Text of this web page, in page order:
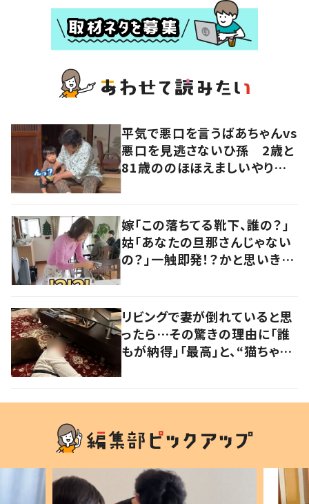
平気で悪口を言うばあちゃんvs
悪口を見逃さないひ孫 2歳と
81歳ののほほえましいやり取り
嫁「この落ちてる靴下、誰の？」
姑「あなたの旦那さんじゃない
の？」一触即発！？かと思いき
リビングで妻が倒れていると思
ったら…その驚きの理由に「誰
もが納得」「最高」と、“猫ちゃん